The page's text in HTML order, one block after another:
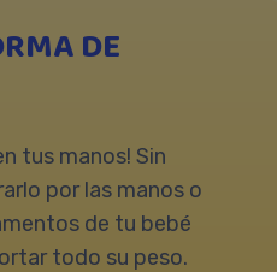
DE
tus manos! Sin
por las manos o
de tu bebé
todo su peso.